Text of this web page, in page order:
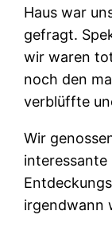
Haus war
gefragt.
wir waren
noch den
verblüffte
Wir
interessante
irgendwann